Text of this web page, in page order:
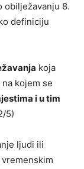
obilježavanju 8.
definiciju
koja
kojem se
i u tim
5)
ljudi ili